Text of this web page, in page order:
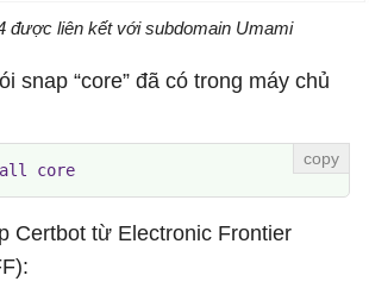
được liên kết với subdomain Umami
snap “core” đã có trong máy chủ
core
Certbot từ Electronic Frontier